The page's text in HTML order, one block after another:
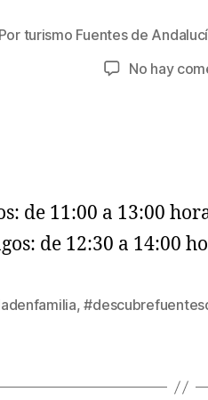
Por turismo Fuentes de
No hay
de 11:00 a 13:00
de 12:30 a 14:00
,